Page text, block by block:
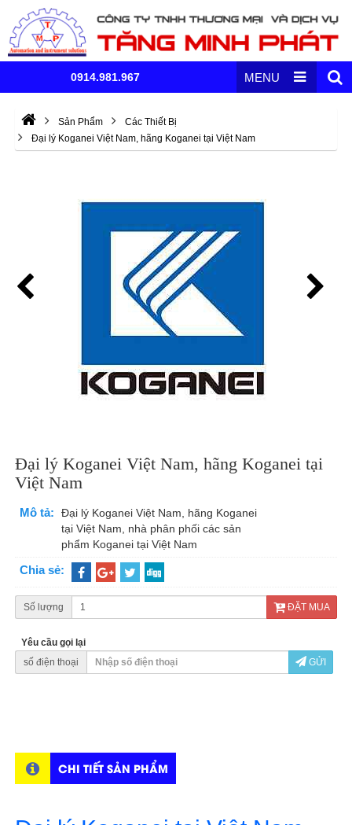
0914.981.967 MENU
Sản Phẩm
Các Thiết Bị
Đại lý Koganei Việt Nam, hãng Koganei tại Việt Nam
Đại lý Koganei Việt Nam, hãng Koganei tại
Việt Nam
Mô tả:
Đại lý Koganei Việt Nam, hãng Koganei
tại Việt Nam, nhà phân phối các sản
phẩm Koganei tại Việt Nam
Chia sẻ:
Số lượng ĐẶT MUA
Yêu cầu gọi lại
số điện thoại
GỬI
CHI TIẾT SẢN PHẨM